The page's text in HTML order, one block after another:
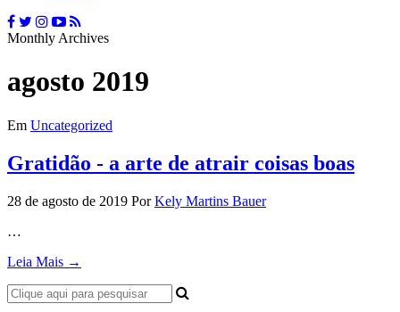
Monthly Archives
agosto 2019
Em Uncategorized
Gratidão - a arte de atrair coisas boas
28 de agosto de 2019 Por Kely Martins Bauer
…
Leia Mais →